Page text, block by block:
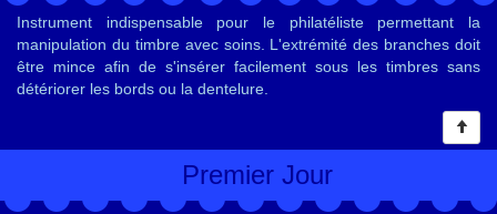
Instrument indispensable pour le philatéliste permettant la
manipulation du timbre avec soins. L'extrémité des branches doit
être mince afin de s'insérer facilement sous les timbres sans
détériorer les bords ou la dentelure.
Premier Jour